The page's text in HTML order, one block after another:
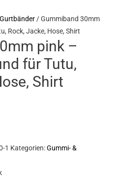
/ Gummiband 30mm
Rock, Jacke, Hose, Shirt
pink –
für Tutu,
Shirt
1 Kategorien:Gummi- &
€